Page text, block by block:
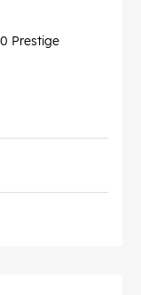
Prestige